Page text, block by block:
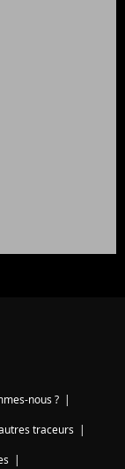
nous ?
traceurs|
|